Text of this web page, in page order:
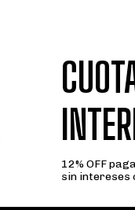
12% OFF
sin intereses